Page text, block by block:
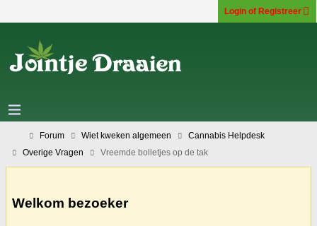
Login of Registreer
Forum Wiet kweken algemeen
Cannabis Helpdesk
Overige Vragen
Vreemde bolletjes op de tak
Welkom bezoeker